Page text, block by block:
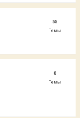
55
Темы
0
Темы